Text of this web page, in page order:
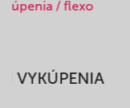
VYKÚPENIA